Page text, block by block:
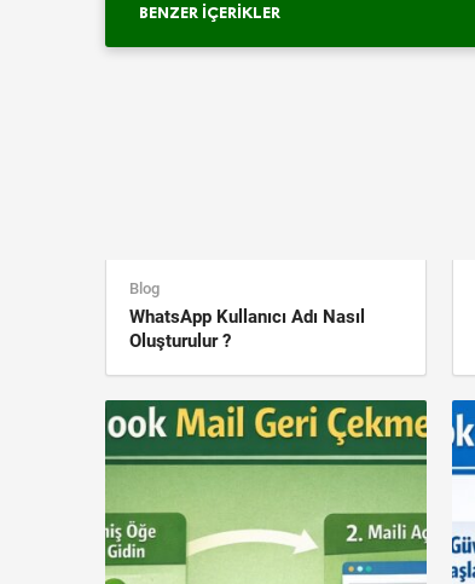
BENZER İÇERIKLER
Blog
WhatsApp Kullanıcı Adı Nasıl
Oluşturulur ?